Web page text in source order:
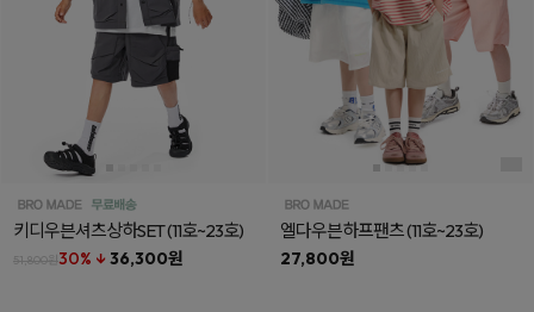
키디우븐셔츠상하SET(11호~23호)
51,800원30% ↓ 36,300원
엘다우븐하프팬츠(11호~23호)
27,800원